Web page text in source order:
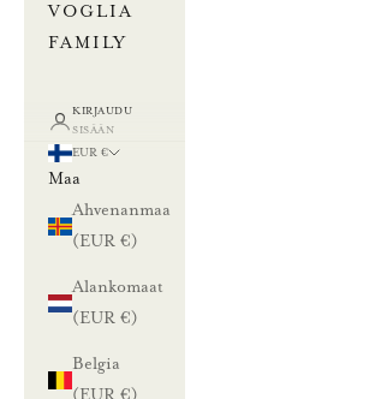
VOGLIA
FAMILY
KIRJAUDU
SISÄÄN
EUR €
Maa
Ahvenanmaa
(EUR €)
Alankomaat
(EUR €)
Belgia
(EUR €)